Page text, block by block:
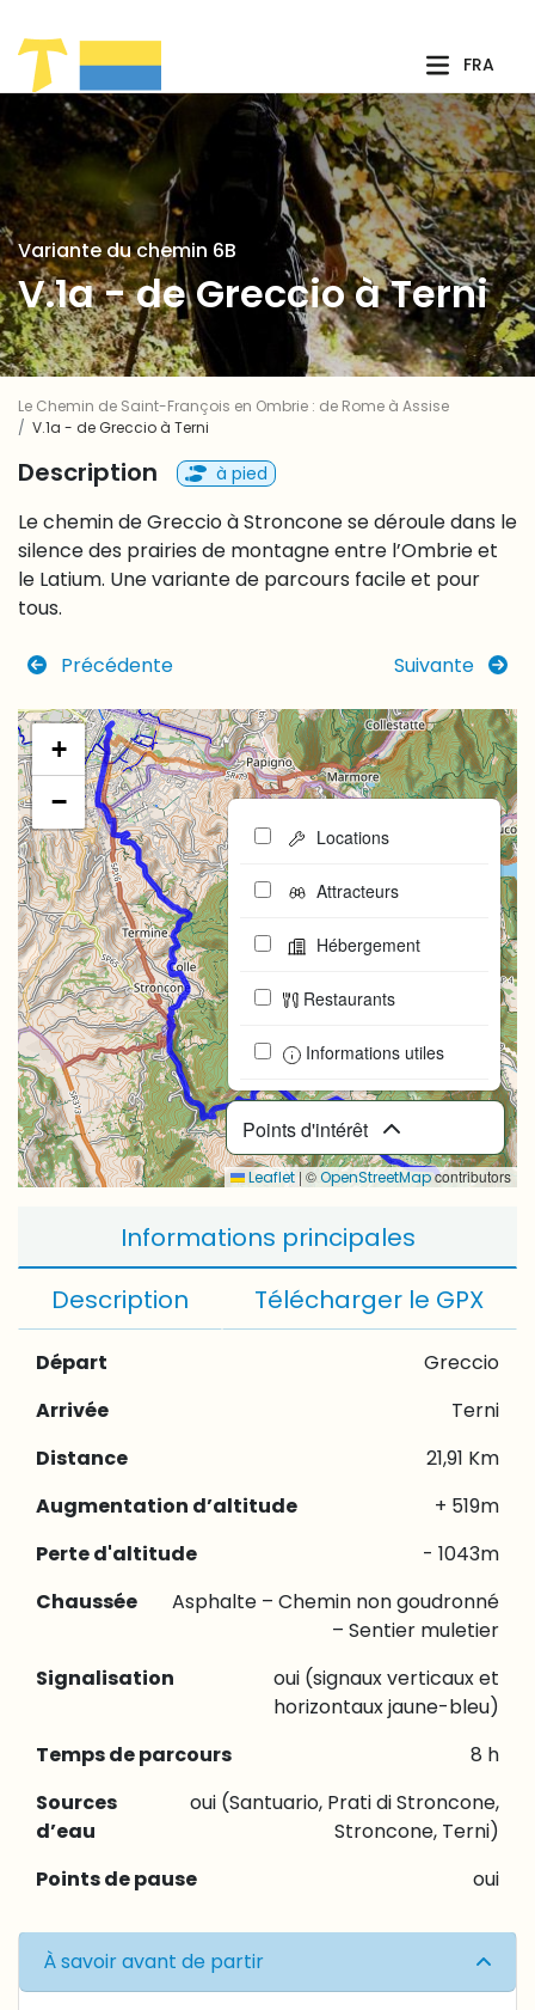
FRA
Variante du chemin 6B
V.1a - de Greccio à Terni
Le Chemin de Saint-François en Ombrie : de Rome à Assise
V.1a - de Greccio à Terni
Description à pied
Le chemin de Greccio à Stroncone se déroule dans le
silence des prairies de montagne entre l’Ombrie et
le Latium. Une variante de parcours facile et pour
tous.
Précédente Suivante
+
−
Points d'intérêt
Locations
Attracteurs
Hébergement
Restaurants
Informations utiles
Leaflet | ©OpenStreetMapcontributors
Informations principales
Description
Télécharger le GPX
Départ
Greccio
Arrivée
Terni
Distance
21,91 Km
Augmentation d’altitude
+ 519m
Perte d'altitude
- 1043m
Chaussée
Asphalte – Chemin non goudronné
– Sentier muletier
Signalisation
oui (signaux verticaux et
horizontaux jaune-bleu)
Temps de parcours
8 h
Sources
d’eau
oui (Santuario, Prati di Stroncone,
Stroncone, Terni)
Points de pause
oui
À savoir avant de partir